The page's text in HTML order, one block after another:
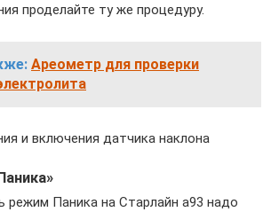
проделайте ту же процедуру.
Ареометр для проверки
и включения датчика наклона
режим Паника на Старлайн а93 надо